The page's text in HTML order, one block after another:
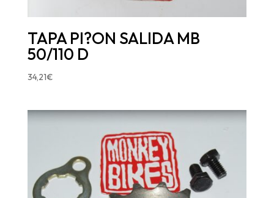
TAPA PI?ON SALIDA MB
50/110 D
34,21€